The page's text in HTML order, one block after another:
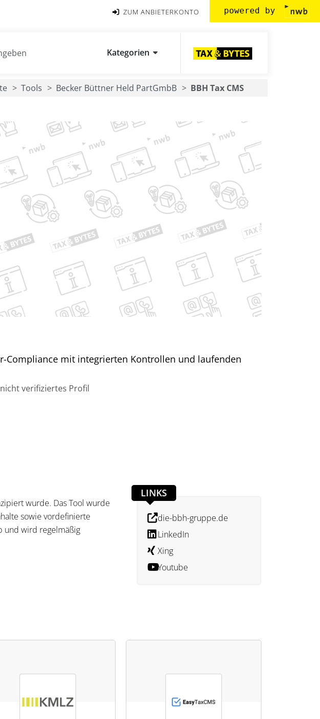
ZUM ANBIETERKONTO powered by
Kategorien
Tools Becker Büttner Held PartGmbB BBH Tax CMS
Compliance mit integrierten Kontrollen und laufenden
nicht verifiziertes Profil
wurde. Das Tool wurde
sowie vordefinierte
und wird regelmäßig
abgerufen werden.
zu implementieren
LINKS
die-bbh-gruppe.de
LinkedIn
Xing
Youtube